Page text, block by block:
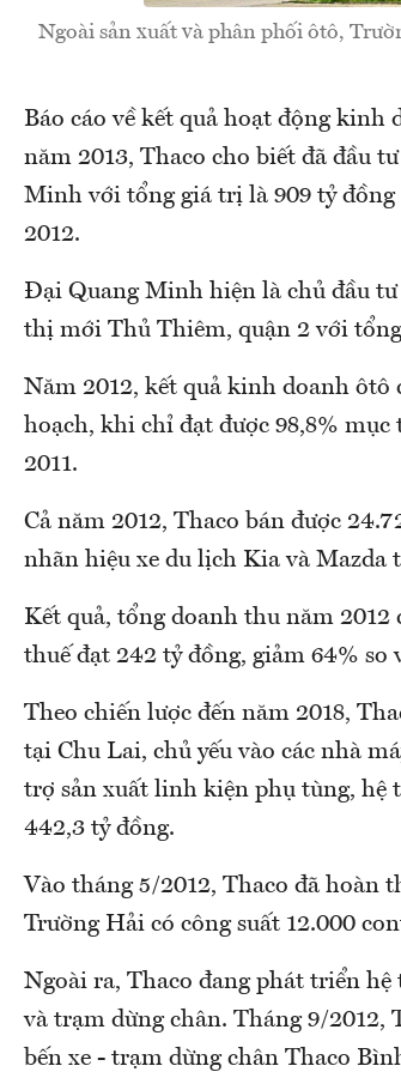
Ngoài sản xuất và phân phối ôtô,
Báo cáo về kết quả hoạt động
năm 2013, Thaco cho biết đã đầu
Minh với tổng giá trị là 909 tỷ
2012.
Đại Quang Minh hiện là chủ đầu
thị mới Thủ Thiêm, quận 2 với
Năm 2012, kết quả kinh doanh
hoạch, khi chỉ đạt được 98,8%
2011.
Cả năm 2012, Thaco bán được
nhãn hiệu xe du lịch Kia và Mazda
Kết quả, tổng doanh thu năm 2012
thuế đạt 242 tỷ đồng, giảm 64% so
Theo chiến lược đến năm 2018,
tại Chu Lai, chủ yếu vào các nhà
trợ sản xuất linh kiện phụ tùng, hệ
442,3 tỷ đồng.
Vào tháng 5/2012, Thaco đã hoàn
Trường Hải có công suất 12.000
Ngoài ra, Thaco đang phát triển
và trạm dừng chân. Tháng 9/2012,
bến xe - trạm dừng chân Thaco